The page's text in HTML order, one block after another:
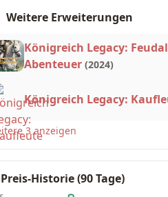
Weitere Erweiterungen
Königreich Legacy:
Abenteuer (2024)
Königreich Legacy:
3 anzeigen
Preis-Historie (90 Tage)